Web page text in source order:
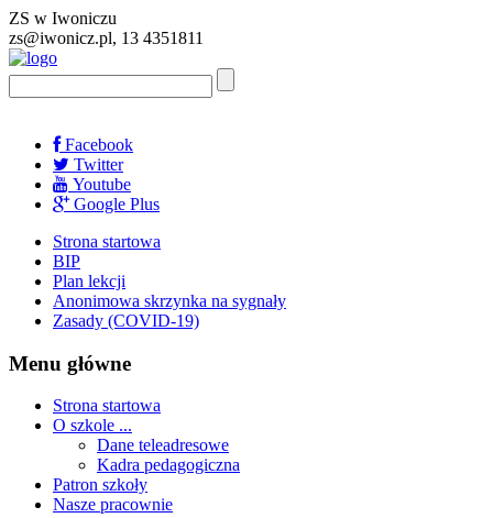
ZS w Iwoniczu
zs@iwonicz.pl, 13 4351811
Facebook
Twitter
Youtube
Google Plus
Strona startowa
BIP
Plan lekcji
Anonimowa skrzynka na sygnały
Zasady (COVID-19)
Menu główne
Strona startowa
O szkole ...
Dane teleadresowe
Kadra pedagogiczna
Patron szkoły
Nasze pracownie